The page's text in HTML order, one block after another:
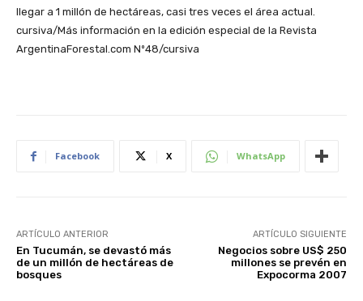
llegar a 1 millón de hectáreas, casi tres veces el área actual.
cursiva/Más información en la edición especial de la Revista
ArgentinaForestal.com Nº48/cursiva
Facebook X WhatsApp
ARTÍCULO ANTERIOR
En Tucumán, se devastó más
de un millón de hectáreas de
bosques
ARTÍCULO SIGUIENTE
Negocios sobre US$ 250
millones se prevén en
Expocorma 2007